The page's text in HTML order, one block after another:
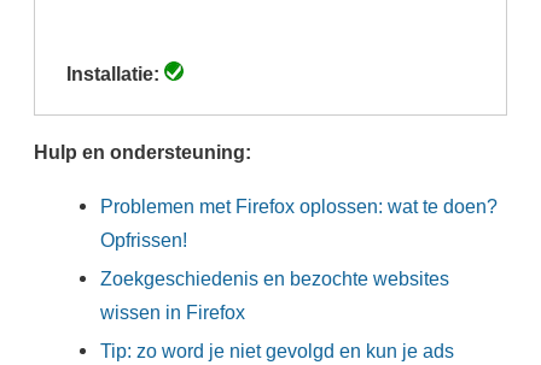
Installatie:
Hulp en ondersteuning:
Problemen met Firefox oplossen: wat te doen?
Opfrissen!
Zoekgeschiedenis en bezochte websites
wissen in Firefox
Tip: zo word je niet gevolgd en kun je ads